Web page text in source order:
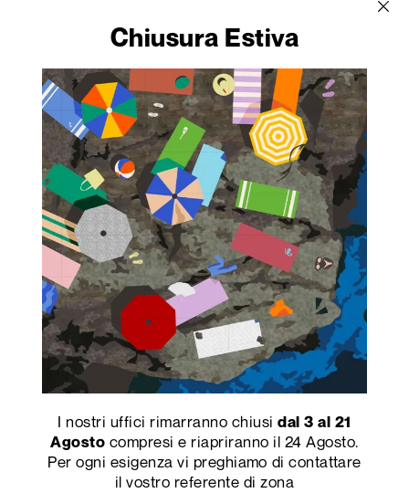
Chiusura Estiva
I nostri uffici rimarranno chiusidal 3 al 21
Agosto compresi e riapriranno il 24 Agosto.
Per ogni esigenza vi preghiamo di contattare
il vostro referente di zona